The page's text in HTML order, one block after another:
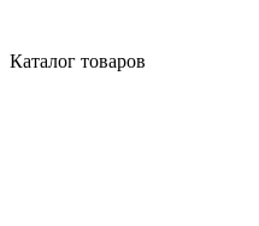
Каталог товаров